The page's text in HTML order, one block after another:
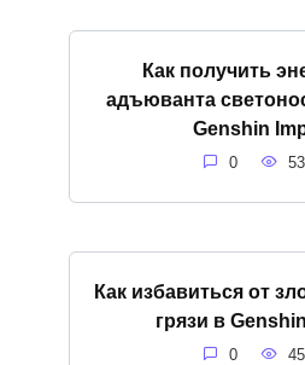
Как получить
адъюванта
Genshin
0
Как избавиться от
грязи в
0